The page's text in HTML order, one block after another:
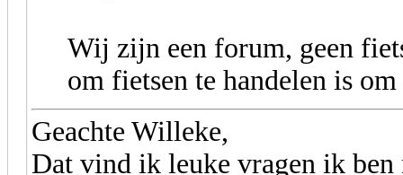
Wij zijn een forum, geen
om fietsen te handelen is
Geachte Willeke,
Dat vind ik leuke vragen ik ben